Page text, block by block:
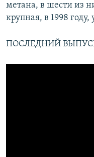
метана, в шести из
крупная, в 1998
ПОСЛЕДНИЙ